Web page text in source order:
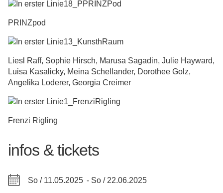
PRINZpod
Liesl Raff, Sophie Hirsch, Marusa Sagadin, Julie Hayward,
Luisa Kasalicky, Meina Schellander, Dorothee Golz,
Angelika Loderer, Georgia Creimer
Frenzi Rigling
infos & tickets
So / 11.05.2025 - So / 22.06.2025